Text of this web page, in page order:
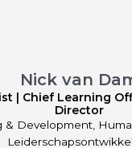
Nick van
| Chief Learning
Director
& Development,